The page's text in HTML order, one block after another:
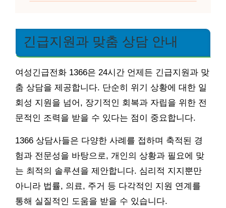
긴급지원과 맞춤 상담 안내
여성긴급전화 1366은 24시간 언제든 긴급지원과 맞
춤 상담을 제공합니다. 단순히 위기 상황에 대한 일
회성 지원을 넘어, 장기적인 회복과 자립을 위한 전
문적인 조력을 받을 수 있다는 점이 중요합니다.
1366 상담사들은 다양한 사례를 접하며 축적된 경
험과 전문성을 바탕으로, 개인의 상황과 필요에 맞
는 최적의 솔루션을 제안합니다. 심리적 지지뿐만
아니라 법률, 의료, 주거 등 다각적인 지원 연계를
통해 실질적인 도움을 받을 수 있습니다.